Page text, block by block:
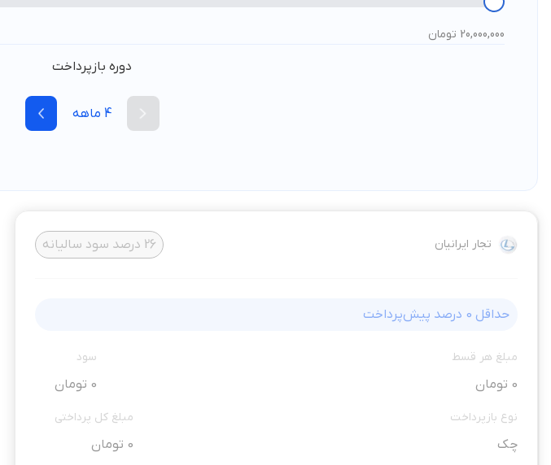
20,000,000 تومان
دوره بازپرداخت
4 ماهه
تجار ایرانیان 26 درصد سود سالیانه
حداقل 0 درصد پیش‌پرداخت
مبلغ هر قسط
0 تومان
سود
0 تومان
نوع بازپرداخت
چک
مبلغ کل پرداختی
0 تومان